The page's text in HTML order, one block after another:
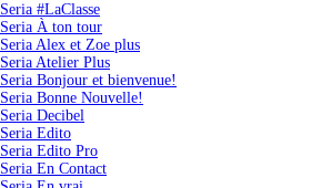
Seria #LaClasse
Seria À ton tour
Seria Alex et Zoe plus
Seria Atelier Plus
Seria Bonjour et bienvenue!
Seria Bonne Nouvelle!
Seria Decibel
Seria Edito
Seria Edito Pro
Seria En Contact